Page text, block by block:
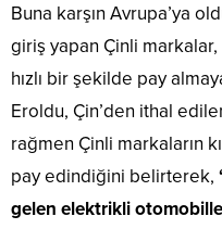
Buna karşın Avrupa’ya
giriş yapan Çinli
hızlı bir şekilde pay
Eroldu, Çin’den ithal
rağmen Çinli markaların
pay edindiğini belirterek,
gelen elektrikli